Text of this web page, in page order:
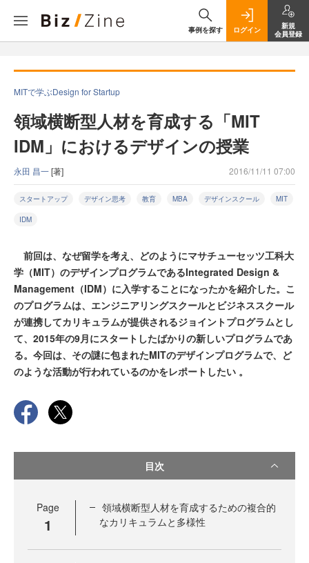
事例を探す ログイン
新規
会員登録
MITで学ぶDesign for Startup
領域横断型人材を育成する「MIT
IDM」におけるデザインの授業
永田 昌一[著] 2016/11/11 07:00
スタートアップ デザイン思考 教育 MBA デザインスクール MIT
IDM
前回は、なぜ留学を考え、どのようにマサチューセッツ工科大
学（MIT）のデザインプログラムであるIntegrated Design &
Management（IDM）に入学することになったかを紹介した。こ
のプログラムは、エンジニアリングスクールとビジネススクール
が連携してカリキュラムが提供されるジョイントプログラムとし
て、2015年の9月にスタートしたばかりの新しいプログラムであ
る。今回は、その謎に包まれたMITのデザインプログラムで、ど
のような活動が行われているのかをレポートしたい 。
目次
Page
1
領域横断型人材を育成するための複合的
なカリキュラムと多様性